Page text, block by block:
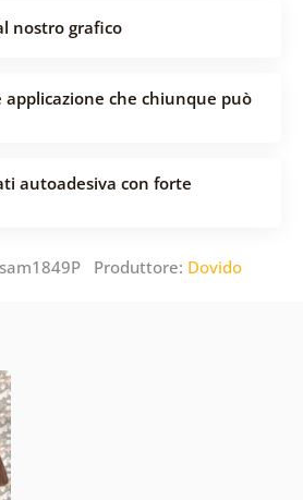
nostro grafico
applicazione che chiunque può
autoadesiva con forte
Produttore: Dovido